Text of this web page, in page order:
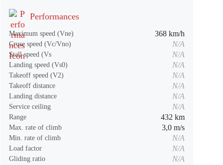
Performances
Maximum speed (Vne) 368 km/h
Cruse speed (Vc/Vno) N/A
Stall speed (Vs N/A
Landing speed (Vs0) N/A
Takeoff speed (V2) N/A
Takeoff distance N/A
Landing distance N/A
Service ceiling N/A
Range 432 km
Max. rate of climb 3,0 m/s
Min. rate of climb N/A
Load factor N/A
Gliding ratio N/A